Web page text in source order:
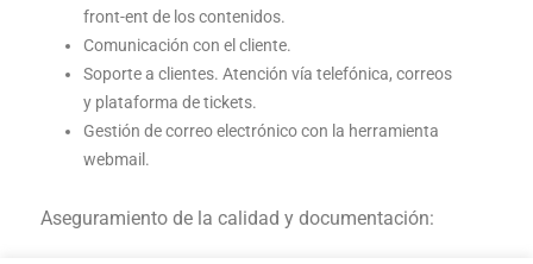
front-ent de los contenidos.
Comunicación con el cliente.
Soporte a clientes. Atención vía telefónica, correos
y plataforma de tickets.
Gestión de correo electrónico con la herramienta
webmail.
Aseguramiento de la calidad y documentación: